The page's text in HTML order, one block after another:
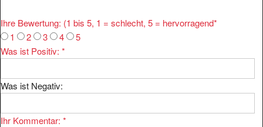
Ihre Bewertung: (1 bis 5, 1 = schlecht, 5 = hervorragend*
1
2 3 4
5
Was ist Positiv: *
Was ist Negativ:
Ihr Kommentar: *